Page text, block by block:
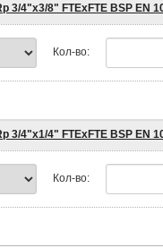
3/4"х3/8" FTEхFTE BSP EN
Кол-во:
3/4"х1/4" FTEхFTE BSP EN
Кол-во: